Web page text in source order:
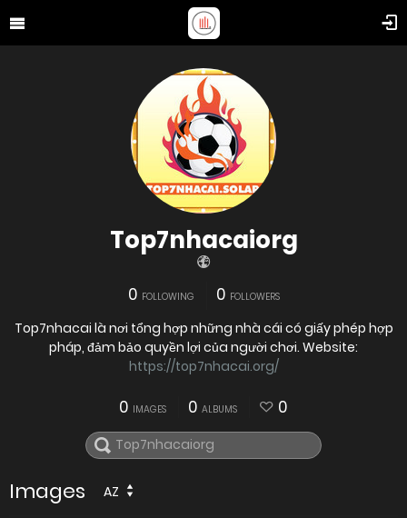
Top7nhacaiorg
0 FOLLOWING 0 FOLLOWERS
Top7nhacai là nơi tổng hợp những nhà cái có giấy phép hợp
pháp, đảm bảo quyền lợi của người chơi. Website:
https://top7nhacai.org/
0 IMAGES 0 ALBUMS 0
Images AZ